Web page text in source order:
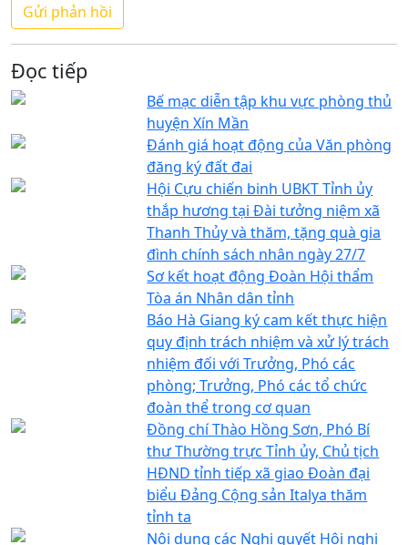
Đọc tiếp
Bế mạc diễn tập khu vực phòng thủ
huyện Xín Mần
Đánh giá hoạt động của Văn phòng
đăng ký đất đai
Hội Cựu chiến binh UBKT Tỉnh ủy
thắp hương tại Đài tưởng niệm xã
Thanh Thủy và thăm, tặng quà gia
đình chính sách nhân ngày 27/7
Sơ kết hoạt động Đoàn Hội thẩm
Tòa án Nhân dân tỉnh
Báo Hà Giang ký cam kết thực hiện
quy định trách nhiệm và xử lý trách
nhiệm đối với Trưởng, Phó các
phòng; Trưởng, Phó các tổ chức
đoàn thể trong cơ quan
Đồng chí Thào Hồng Sơn, Phó Bí
thư Thường trực Tỉnh ủy, Chủ tịch
HĐND tỉnh tiếp xã giao Đoàn đại
biểu Đảng Cộng sản Italya thăm
tỉnh ta
Nội dung các Nghị quyết Hội nghị